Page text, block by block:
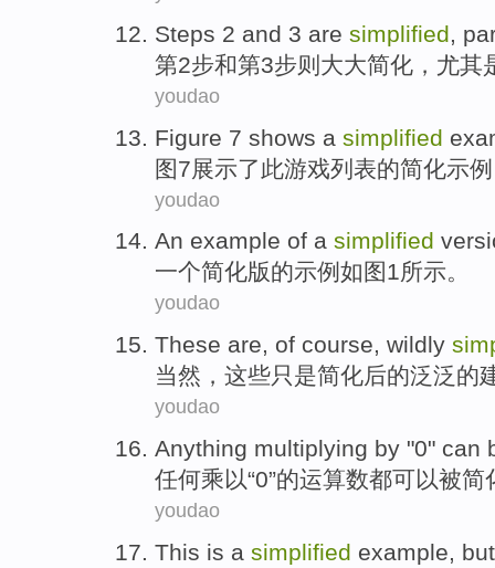
Steps 2 and 3 are simplified,
第2步和第3步则 大大简化 ， 尤其
youdao
Figure 7 shows a simplified
图7展示了此游戏列表的简化示例
youdao
An example of a simplified
一个简化版的示例 如图1所示。
youdao
These are, of course, wildly
当然 ， 这些只是简化后的泛泛的
youdao
Anything multiplying by "0" can
任何乘以“0”的运算数都可以被简
youdao
This is a simplified example, but